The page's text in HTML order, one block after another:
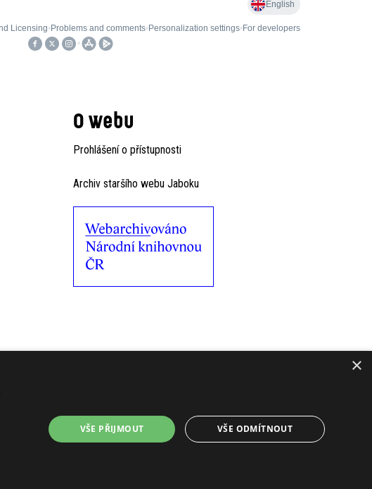
O webu
Prohlášení o přístupnosti
Archiv staršího webu Jaboku
×
VŠE PŘIJMOUT VŠE ODMÍTNOUT